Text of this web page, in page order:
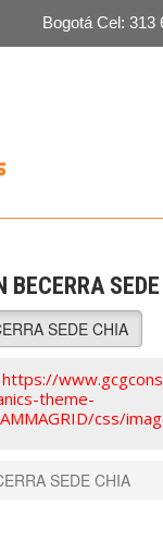
Bogotá Cel: 313
BECERRA
SEDE CHIA
https://
theme-
css/
SEDE CHIA